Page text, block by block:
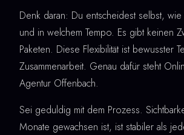
Denk daran: Du entscheidest selbst,
und in welchem Tempo. Es gibt keinen
Paketen. Diese Flexibilität ist bewusster
Zusammenarbeit. Genau dafür steht
Agentur Offenbach.
Sei geduldig mit dem Prozess.
Monate gewachsen ist, ist stabiler als